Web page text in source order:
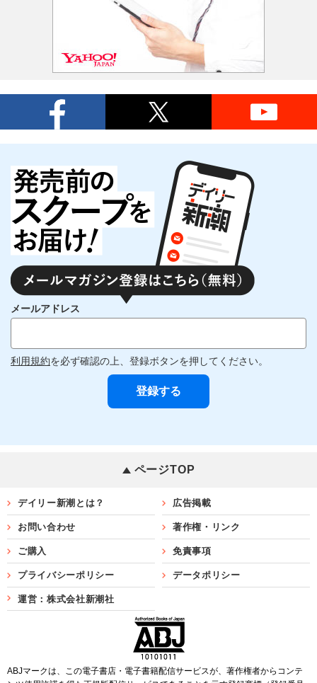
メールアドレス
利用規約を必ず確認の上、登録ボタンを押してください。
ページTOP
デイリー新潮とは？ 広告掲載
お問い合わせ 著作権・リンク
ご購入 免責事項
プライバシーポリシー データポリシー
運営：株式会社新潮社
ABJマークは、この電子書店・電子書籍配信サービスが、著作権者からコンテ